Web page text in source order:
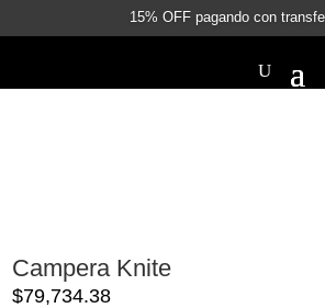
15% OFF pagando con
Campera Knite
$79,734.38